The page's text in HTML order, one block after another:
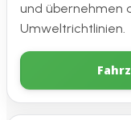
und übernehmen
Umweltrichtlinien.